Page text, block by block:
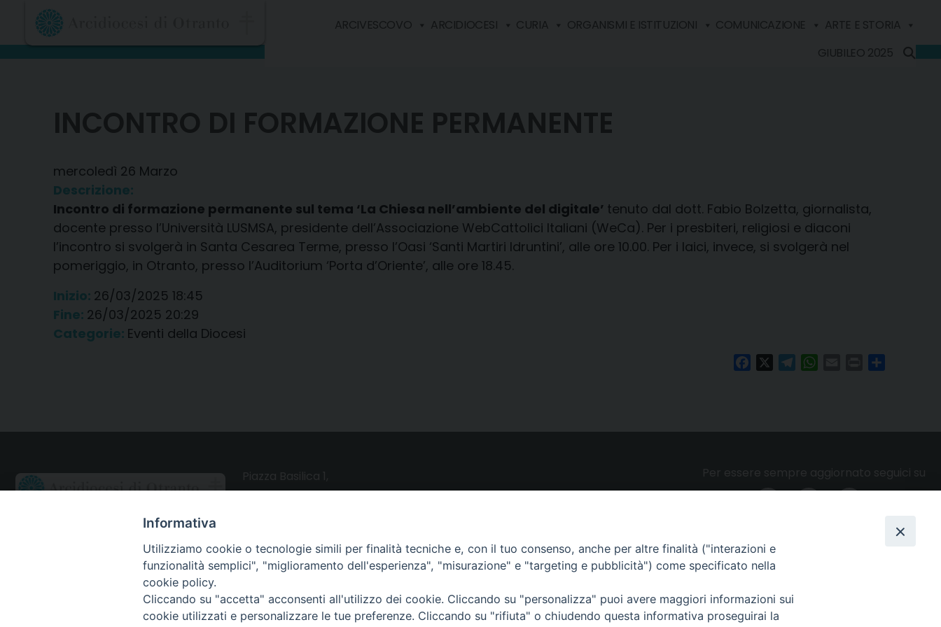
content
ARCIVESCOVO ARCIDIOCESI CURIA ORGANISMI E ISTITUZIONI COMUNICAZIONE
ARTE E STORIA
GIUBILEO 2025
INCONTRO DI FORMAZIONE PERMANENTE
mercoledì 26 Marzo
Descrizione:
Incontro di formazione permanente sul tema ‘La Chiesa nell’ambiente del digitale’ tenuto dal dott. Fabio Bolzetta, giornalista,
docente presso l’Università LUSMSA, presidente dell’Associazione WebCattolici Italiani (WeCa). Per i presbiteri, religiosi e diaconi
l’incontro si svolgerà in Santa Cesarea Terme, presso l’Oasi ‘Santi Martiri Idruntini’, alle ore 10.00. Per i laici, invece, si svolgerà nel
pomeriggio, in Otranto, presso l’Auditorium ‘Porta d’Oriente’, alle ore 18.45.
Inizio: 26/03/2025 18:45
Fine: 26/03/2025 20:29
Categorie: Eventi della Diocesi
FacebookTelegramWhatsAppPrint
Per essere sempre aggiornato seguici su
CONTATTI
Webmail Uffici
Webmail Parrocchie
UTILITY
Altri articoli
Privacy e cookie policy
Informativa
Utilizziamo cookie o tecnologie simili per finalità tecniche e, con il tuo consenso, anche per altre finalità ("interazioni e
funzionalità semplici", "miglioramento dell'esperienza", "misurazione" e "targeting e pubblicità") come specificato nella
cookie policy.
Cliccando su "accetta" acconsenti all'utilizzo dei cookie. Cliccando su "personalizza" puoi avere maggiori informazioni sui
cookie utilizzati e personalizzare le tue preferenze. Cliccando su "rifiuta" o chiudendo questa informativa proseguirai la